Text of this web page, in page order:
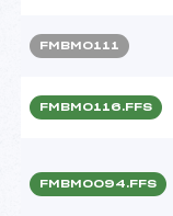
FMBM0111
FMBM0116.FFS
FMBM0094.FFS